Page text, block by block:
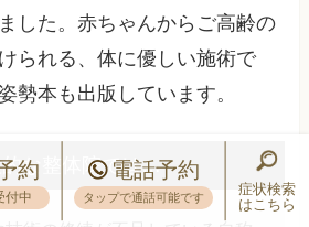
した。赤ちゃんからご高齢の
られる、体に優しい施術で
勢本も出版しています。
な整体院では…
約
付中
電話予約
タップで通話可能です
症状検索
はこちら